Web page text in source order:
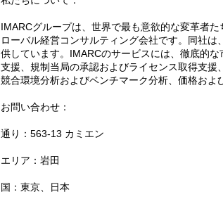
IMARCグループは、世界で最も意欲的な変革者
ローバル経営コンサルティング会社です。同社
供しています。IMARCのサービスには、徹底的
支援、規制当局の承認およびライセンス取得支援
競合環境分析およびベンチマーク分析、価格およ
お問い合わせ：
通り：563-13 カミエン
エリア：岩田
国：東京、日本